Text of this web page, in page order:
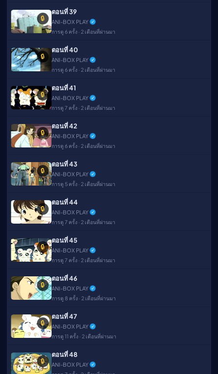
🔒
ตอนที่ 39
ANI-BOX PLAY
การดู 6 ครั้ง · 2 เดือนที่ผ่านมา
🔒
ตอนที่ 40
ANI-BOX PLAY
การดู 6 ครั้ง · 2 เดือนที่ผ่านมา
🔒
ตอนที่ 41
ANI-BOX PLAY
การดู 7 ครั้ง · 2 เดือนที่ผ่านมา
🔒
ตอนที่ 42
ANI-BOX PLAY
การดู 6 ครั้ง · 2 เดือนที่ผ่านมา
🔒
ตอนที่ 43
ANI-BOX PLAY
การดู 5 ครั้ง · 2 เดือนที่ผ่านมา
🔒
ตอนที่ 44
ANI-BOX PLAY
การดู 7 ครั้ง · 2 เดือนที่ผ่านมา
🔒
ตอนที่ 45
ANI-BOX PLAY
การดู 7 ครั้ง · 2 เดือนที่ผ่านมา
🔒
ตอนที่ 46
ANI-BOX PLAY
การดู 8 ครั้ง · 2 เดือนที่ผ่านมา
🔒
ตอนที่ 47
ANI-BOX PLAY
การดู 11 ครั้ง · 2 เดือนที่ผ่านมา
🔒
ตอนที่ 48
ANI-BOX PLAY